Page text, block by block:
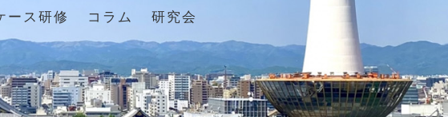
ース研修 コラム 研究会